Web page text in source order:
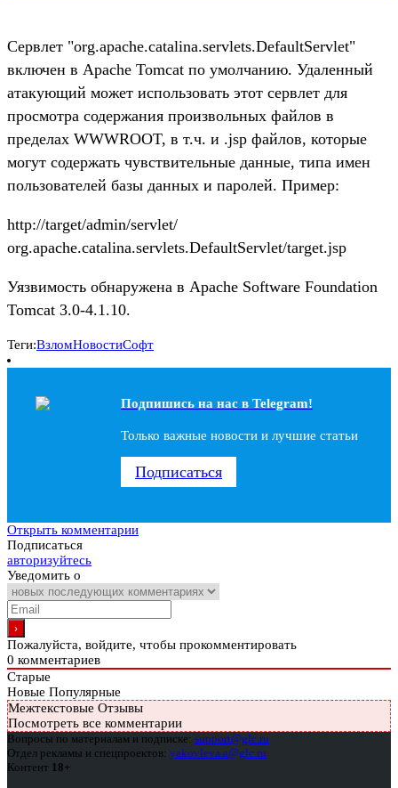
Сервлет "org.apache.catalina.servlets.DefaultServlet"
включен в Apache Tomcat по умолчанию. Удаленный
атакующий может использовать этот сервлет для
просмотра содержания произвольных файлов в
пределах WWWROOT, в т.ч. и .jsp файлов, которые
могут содержать чувствительные данные, типа имен
пользователей базы данных и паролей. Пример:
http://target/admin/servlet/
org.apache.catalina.servlets.DefaultServlet/target.jsp
Уязвимость обнаружена в Apache Software Foundation
Tomcat 3.0-4.1.10.
Теги:ВзломНовостиСофт
Подпишись на наc в Telegram!
Только важные новости и лучшие статьи
Подписаться
Открыть комментарии
Подписаться
авторизуйтесь
Уведомить о
Пожалуйста, войдите, чтобы прокомментировать
0 комментариев
Старые
Новые Популярные
Межтекстовые Отзывы
Посмотреть все комментарии
Вопросы по материалам и подписке: support@glc.ru
Отдел рекламы и спецпроектов: yakovleva.a@glc.ru
Контент 18+